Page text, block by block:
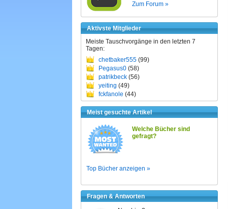
Zum Forum »
Aktivste Mitglieder
Meiste Tauschvorgänge in den letzten 7
Tagen:
chetbaker555 (99)
Pegasus0 (58)
patrikbeck (56)
yeiting (49)
fckfanole (44)
Meist gesuchte Artikel
Welche Bücher sind
gefragt?
Top Bücher anzeigen »
Fragen & Antworten